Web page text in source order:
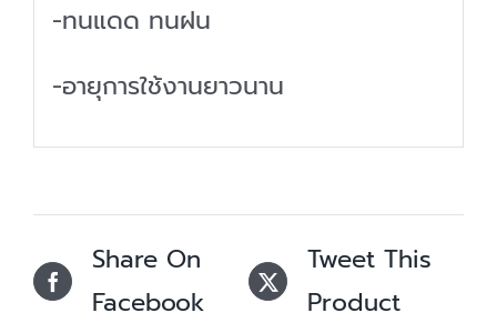
-ทนแดด ทนฝน
-อายุการใช้งานยาวนาน
Share On
Facebook
Tweet This
Product